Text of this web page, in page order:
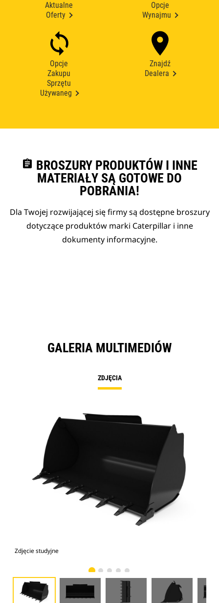
Aktualne
Oferty
Opcje
Wynajmu
Opcje
Zakupu
Sprzętu
Używaneg
Znajdź
Dealera
assignment BROSZURY PRODUKTÓW I INNE
MATERIAŁY SĄ GOTOWE DO
POBRANIA!
Dla Twojej rozwijającej się firmy są dostępne broszury
dotyczące produktów marki Caterpillar i inne
dokumenty informacyjne.
GALERIA MULTIMEDIÓW
ZDJĘCIA
Zdjęcie studyjne